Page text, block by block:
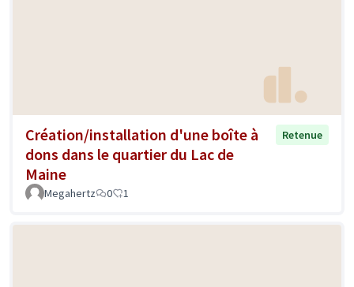
Création/installation d'une boîte à
dons dans le quartier du Lac de
Maine
Retenue
Megahertz 0 1